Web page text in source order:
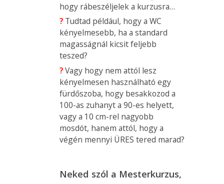
hogy rábeszéljelek a kurzusra…
? Tudtad például, hogy a WC
kényelmesebb, ha a standard
magasságnál kicsit feljebb
teszed?
?Vagy hogy nem attól lesz
kényelmesen használható egy
fürdőszoba, hogy besakkozod a
100-as zuhanyt a 90-es helyett,
vagy a 10 cm-rel nagyobb
mosdót, hanem attól, hogy a
végén mennyi ÜRES tered marad?
Neked szól a Mesterkurzus,